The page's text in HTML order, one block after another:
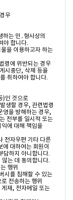
하는 민․형사상의
야 합니다.
을 이용하고자 하는
령에 위반되는 경우
시중단, 삭제 등을
취하여야 합니다.
)인 것으로
생할 경우, 관련법령
영을 방해하는 경우,
전부를 일시적 또는
에 대해 책임을
전자우편 기타 다른
에 대하여는 회원이
담하지 아니합니다.
는 데 동의합니다.
전송하는 행위